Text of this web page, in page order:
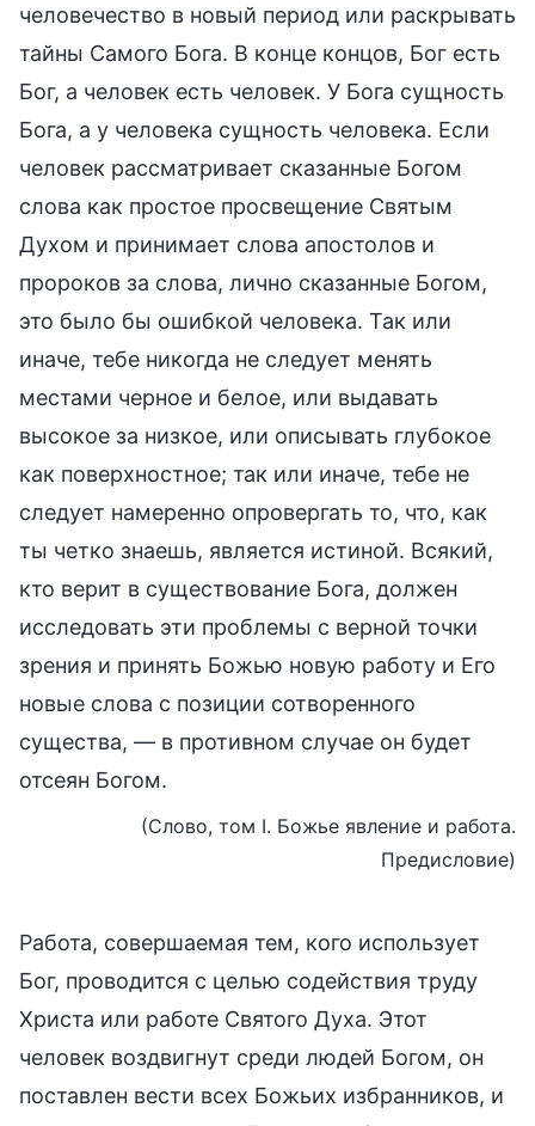
человечество в новый период или раскрывать
тайны Самого Бога. В конце концов, Бог есть
Бог, а человек есть человек. У Бога сущность
Бога, а у человека сущность человека. Если
человек рассматривает сказанные Богом
слова как простое просвещение Святым
Духом и принимает слова апостолов и
пророков за слова, лично сказанные Богом,
это было бы ошибкой человека. Так или
иначе, тебе никогда не следует менять
местами черное и белое, или выдавать
высокое за низкое, или описывать глубокое
как поверхностное; так или иначе, тебе не
следует намеренно опровергать то, что, как
ты четко знаешь, является истиной. Всякий,
кто верит в существование Бога, должен
исследовать эти проблемы с верной точки
зрения и принять Божью новую работу и Его
новые слова с позиции сотворенного
существа, — в противном случае он будет
отсеян Богом.
(Слово, том I. Божье явление и работа.
Предисловие)
Работа, совершаемая тем, кого использует
Бог, проводится с целью содействия труду
Христа или работе Святого Духа. Этот
человек воздвигнут среди людей Богом, он
поставлен вести всех Божьих избранников, и